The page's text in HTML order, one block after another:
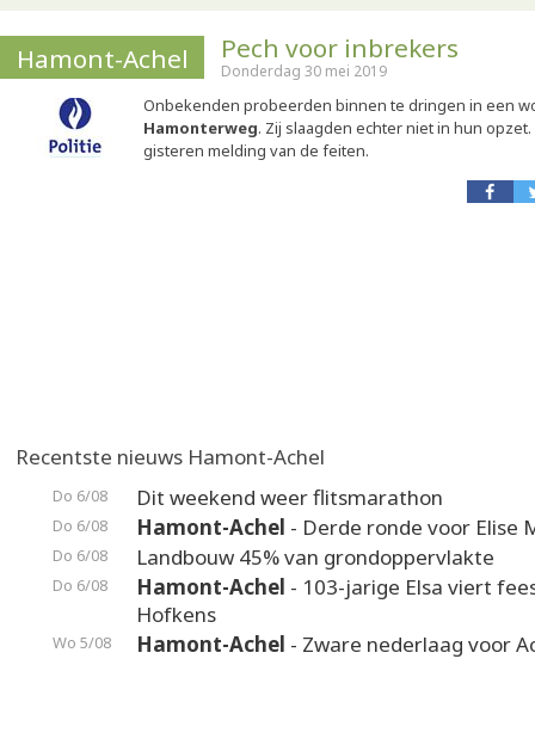
Hamont-Achel Pech voor inbrekers
Donderdag 30 mei 2019
Onbekenden probeerden binnen te dringen in een
Hamonterweg. Zij slaagden echter niet in hun
gisteren melding van de feiten.
Recentste nieuws Hamont-Achel
Do 6/08 Dit weekend weer flitsmarathon
Do 6/08 Hamont-Achel - Derde ronde voor Elise
Do 6/08 Landbouw 45% van grondoppervlakte
Do 6/08 Hamont-Achel - 103-jarige Elsa viert
Hofkens
Wo 5/08 Hamont-Achel - Zware nederlaag voor